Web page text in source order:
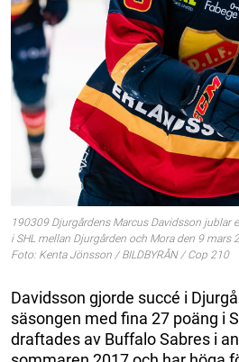
190309 Djurgårdens Marcus Davidsson jublar
i SHL mellan Djurgården och Mora den 9 mars
Foto: Kenta Jönsson / BILDBYRÅN / Cop 210
Davidsson gjorde succé i
säsongen med fina 27 poäng i
draftades av Buffalo Sabres i